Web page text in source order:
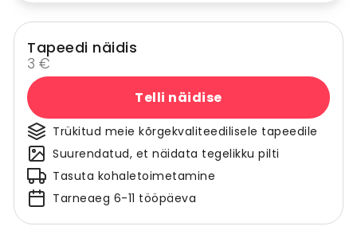
Tapeedi näidis
3 €
Telli näidise
Trükitud meie kõrgekvaliteedilisele tapeedile
Suurendatud, et näidata tegelikku pilti
Tasuta kohaletoimetamine
Tarneaeg 6-11 tööpäeva